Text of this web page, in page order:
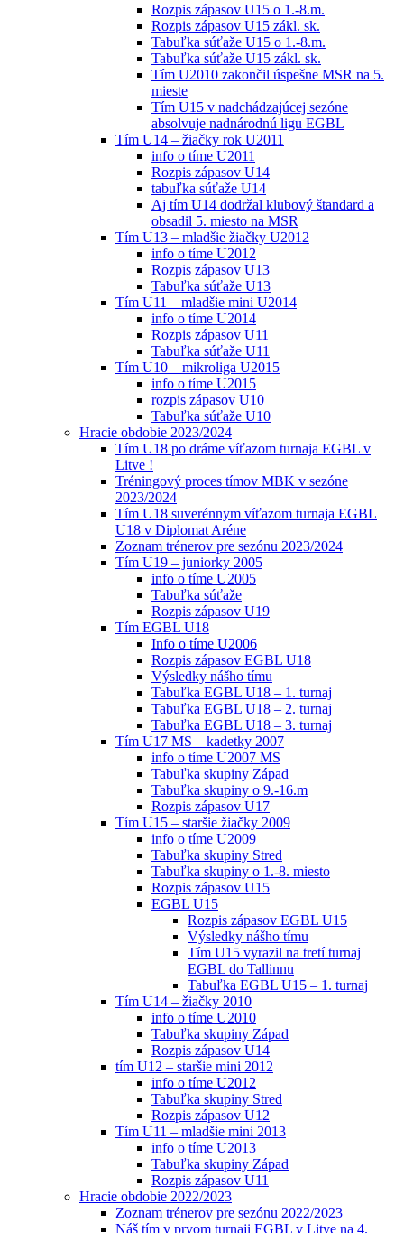
Rozpis zápasov U15 o 1.-8.m.
Rozpis zápasov U15 zákl. sk.
Tabuľka súťaže U15 o 1.-8.m.
Tabuľka súťaže U15 zákl. sk.
Tím U2010 zakončil úspešne MSR na 5.
mieste
Tím U15 v nadchádzajúcej sezóne
absolvuje nadnárodnú ligu EGBL
Tím U14 – žiačky rok U2011
info o tíme U2011
Rozpis zápasov U14
tabuľka súťaže U14
Aj tím U14 dodržal klubový štandard a
obsadil 5. miesto na MSR
Tím U13 – mladšie žiačky U2012
info o tíme U2012
Rozpis zápasov U13
Tabuľka súťaže U13
Tím U11 – mladšie mini U2014
info o tíme U2014
Rozpis zápasov U11
Tabuľka súťaže U11
Tím U10 – mikroliga U2015
info o tíme U2015
rozpis zápasov U10
Tabuľka súťaže U10
Hracie obdobie 2023/2024
Tím U18 po dráme víťazom turnaja EGBL v
Litve !
Tréningový proces tímov MBK v sezóne
2023/2024
Tím U18 suverénnym víťazom turnaja EGBL
U18 v Diplomat Aréne
Zoznam trénerov pre sezónu 2023/2024
Tím U19 – juniorky 2005
info o tíme U2005
Tabuľka súťaže
Rozpis zápasov U19
Tím EGBL U18
Info o tíme U2006
Rozpis zápasov EGBL U18
Výsledky nášho tímu
Tabuľka EGBL U18 – 1. turnaj
Tabuľka EGBL U18 – 2. turnaj
Tabuľka EGBL U18 – 3. turnaj
Tím U17 MS – kadetky 2007
info o tíme U2007 MS
Tabuľka skupiny Západ
Tabuľka skupiny o 9.-16.m
Rozpis zápasov U17
Tím U15 – staršie žiačky 2009
info o tíme U2009
Tabuľka skupiny Stred
Tabuľka skupiny o 1.-8. miesto
Rozpis zápasov U15
EGBL U15
Rozpis zápasov EGBL U15
Výsledky nášho tímu
Tím U15 vyrazil na tretí turnaj
EGBL do Tallinnu
Tabuľka EGBL U15 – 1. turnaj
Tím U14 – žiačky 2010
info o tíme U2010
Tabuľka skupiny Západ
Rozpis zápasov U14
tím U12 – staršie mini 2012
info o tíme U2012
Tabuľka skupiny Stred
Rozpis zápasov U12
Tím U11 – mladšie mini 2013
info o tíme U2013
Tabuľka skupiny Západ
Rozpis zápasov U11
Hracie obdobie 2022/2023
Zoznam trénerov pre sezónu 2022/2023
Náš tím v prvom turnaji EGBL v Litve na 4.